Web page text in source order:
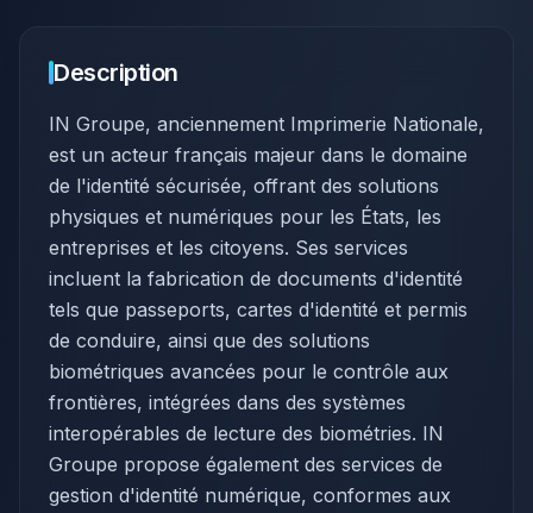
Description
IN Groupe, anciennement Imprimerie Nationale,
est un acteur français majeur dans le domaine
de l'identité sécurisée, offrant des solutions
physiques et numériques pour les États, les
entreprises et les citoyens. Ses services
incluent la fabrication de documents d'identité
tels que passeports, cartes d'identité et permis
de conduire, ainsi que des solutions
biométriques avancées pour le contrôle aux
frontières, intégrées dans des systèmes
interopérables de lecture des biométries. IN
Groupe propose également des services de
gestion d'identité numérique, conformes aux